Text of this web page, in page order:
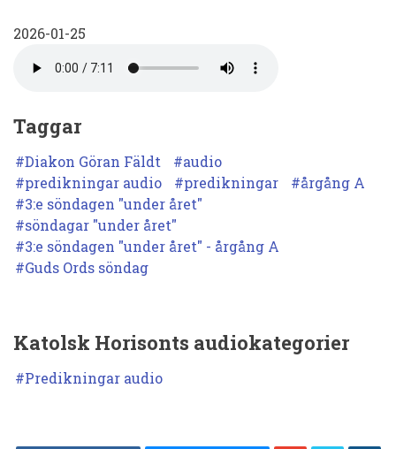
den
25
2026.
3
söndagen
under
året
2026-01-25
Taggar
Diakon Göran Fäldt
audio
predikningar audio
predikningar
årgång A
3:e söndagen "under året"
söndagar "under året"
3:e söndagen "under året" - årgång A
Guds Ords söndag
Katolsk Horisonts audiokategorier
Predikningar audio